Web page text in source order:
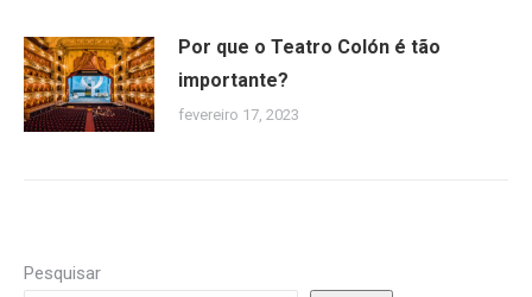
Por que o Teatro Colón é tão
importante?
fevereiro 17, 2023
Pesquisar